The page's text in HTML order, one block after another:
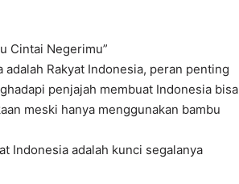
Cintai Negerimu”
adalah Rakyat Indonesia, peran penting
penjajah membuat Indonesia bisa
meski hanya menggunakan bambu
Indonesia adalah kunci segalanya